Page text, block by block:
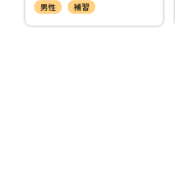
男性
補習